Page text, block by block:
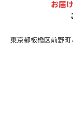
お届
東京都板橋区前野